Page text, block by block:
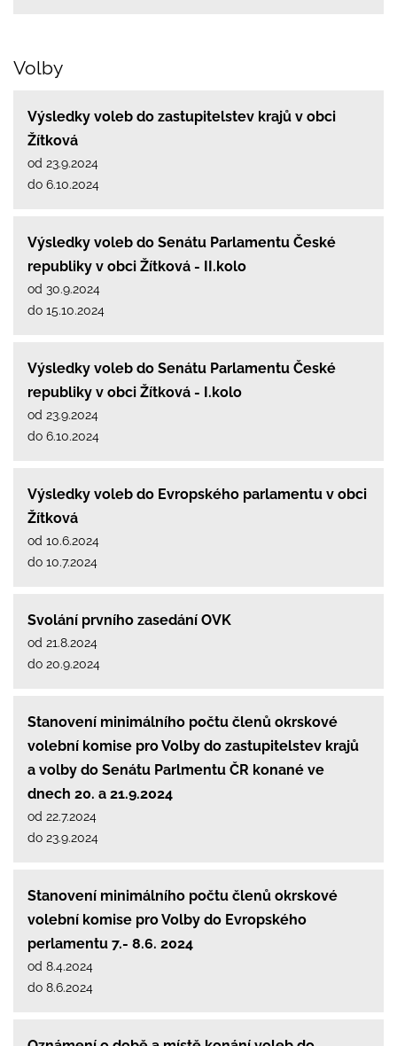
Volby
Výsledky voleb do zastupitelstev krajů v obci
Žítková
od 23.9.2024
do 6.10.2024
Výsledky voleb do Senátu Parlamentu České
republiky v obci Žítková - II.kolo
od 30.9.2024
do 15.10.2024
Výsledky voleb do Senátu Parlamentu České
republiky v obci Žítková - I.kolo
od 23.9.2024
do 6.10.2024
Výsledky voleb do Evropského parlamentu v obci
Žítková
od 10.6.2024
do 10.7.2024
Svolání prvního zasedání OVK
od 21.8.2024
do 20.9.2024
Stanovení minimálního počtu členů okrskové
volební komise pro Volby do zastupitelstev krajů
a volby do Senátu Parlmentu ČR konané ve
dnech 20. a 21.9.2024
od 22.7.2024
do 23.9.2024
Stanovení minimálního počtu členů okrskové
volební komise pro Volby do Evropského
perlamentu 7.- 8.6. 2024
od 8.4.2024
do 8.6.2024